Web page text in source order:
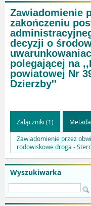
Wyszukiwarka
Zawiadomienie
zakończeniu
decyzji o
polegającej na
powiatowej Nr
Dzierzby''
Załączniki (1)
Zawiadomienie przez
rodowiskowe droga -